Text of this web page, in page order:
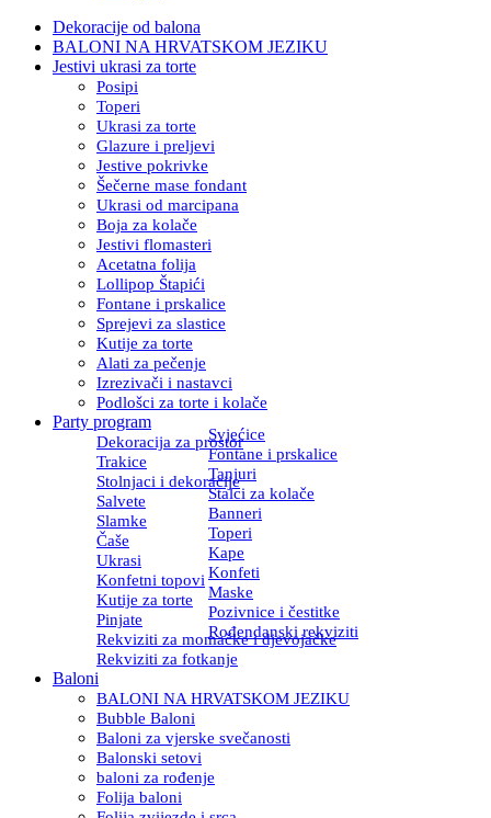
Dekoracije od balona
BALONI NA HRVATSKOM JEZIKU
Jestivi ukrasi za torte
Posipi
Toperi
Ukrasi za torte
Glazure i preljevi
Jestive pokrivke
Šečerne mase fondant
Ukrasi od marcipana
Boja za kolače
Jestivi flomasteri
Acetatna folija
Lollipop Štapići
Fontane i prskalice
Sprejevi za slastice
Kutije za torte
Alati za pečenje
Izrezivači i nastavci
Podlošci za torte i kolače
Party program
Dekoracija za prostor
Svjećice
Trakice
Fontane i prskalice
Stolnjaci i dekoracije
Tanjuri
Salvete
Stalci za kolače
Slamke
Banneri
Čaše
Toperi
Ukrasi
Kape
Konfetni topovi Konfeti
Kutije za torte
Maske
Pinjate
Pozivnice i čestitke
Rekviziti za momačke i djevojačke
Rođendanski rekviziti
Rekviziti za fotkanje
Baloni
BALONI NA HRVATSKOM JEZIKU
Bubble Baloni
Baloni za vjerske svečanosti
Balonski setovi
baloni za rođenje
Folija baloni